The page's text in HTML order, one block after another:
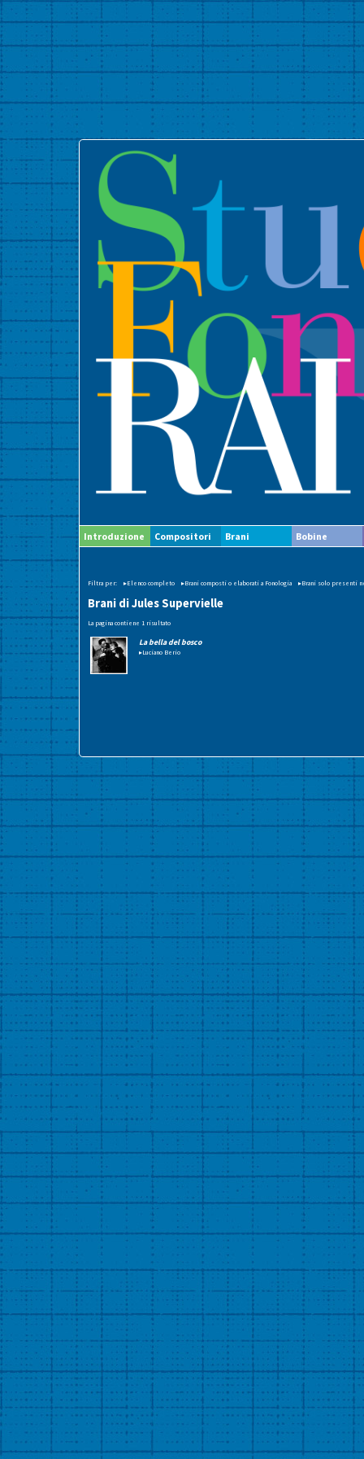
Introduzione Compositori Brani Bobine
Filtra per: ▸Elenco completo ▸Brani composti o elaborati a Fonologia ▸Brani solo presenti
Brani di Jules Supervielle
La pagina contiene 1 risultato
La bella del bosco
▸Luciano Berio